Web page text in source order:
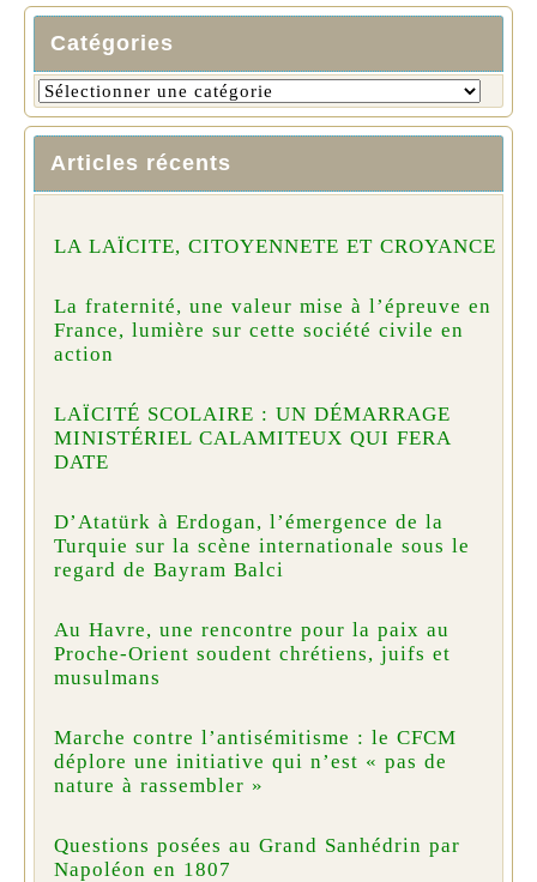
Catégories
Articles récents
LA LAÏCITE, CITOYENNETE ET CROYANCE
La fraternité, une valeur mise à l’épreuve en
France, lumière sur cette société civile en
action
LAÏCITÉ SCOLAIRE : UN DÉMARRAGE
MINISTÉRIEL CALAMITEUX QUI FERA
DATE
D’Atatürk à Erdogan, l’émergence de la
Turquie sur la scène internationale sous le
regard de Bayram Balci
Au Havre, une rencontre pour la paix au
Proche-Orient soudent chrétiens, juifs et
musulmans
Marche contre l’antisémitisme : le CFCM
déplore une initiative qui n’est « pas de
nature à rassembler »
Questions posées au Grand Sanhédrin par
Napoléon en 1807